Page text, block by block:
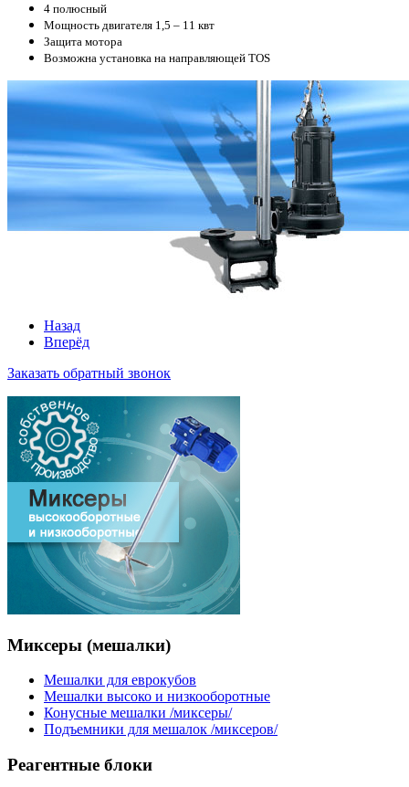
4 полюсный
Мощность двигателя 1,5 – 11 квт
Защита мотора
Возможна установка на направляющей TOS
Назад
Вперёд
Заказать обратный звонок
Миксеры (мешалки)
Мешалки для еврокубов
Мешалки высоко и низкооборотные
Конусные мешалки /миксеры/
Подъемники для мешалок /миксеров/
Реагентные блоки